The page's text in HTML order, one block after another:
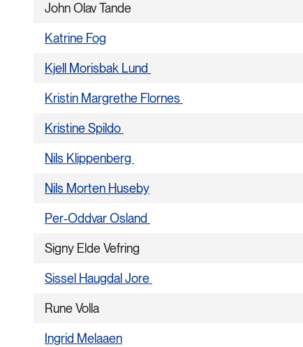
John Olav Tande
Katrine Fog
Kjell Morisbak Lund
Kristin Margrethe Flornes
Kristine Spildo
Nils Klippenberg
Nils Morten Huseby
Per-Oddvar Osland
Signy Elde Vefring
Sissel Haugdal Jore
Rune Volla
Ingrid Melaaen